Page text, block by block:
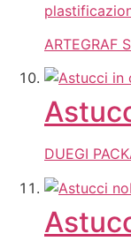
ARTEGRAF
DUEGI